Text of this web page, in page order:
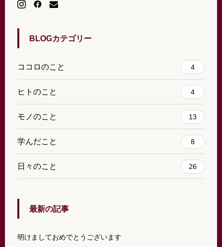
BLOGカテゴリー
ココロのこと 4
ヒトのこと 4
モノのこと 13
学んだこと 8
日々のこと 26
最新の記事
明けましておめでとうございます